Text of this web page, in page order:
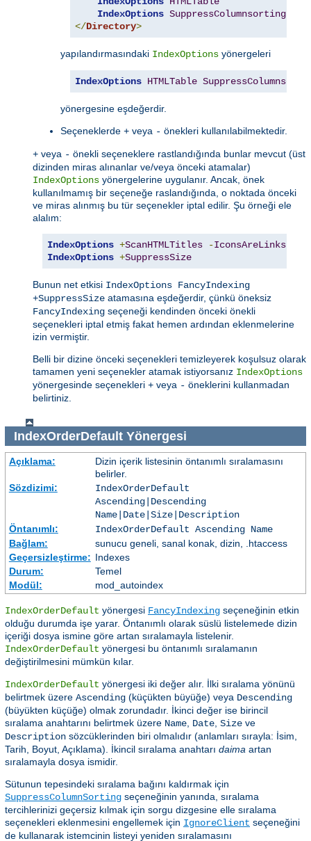
IndexOptions SuppressColumnsorting
</Directory>
yapılandırmasındaki IndexOptions yönergeleri
IndexOptions HTMLTable
yönergesine eşdeğerdir.
Seçeneklerde + veya - önekleri kullanılabilmektedir.
+ veya - önekli seçeneklere rastlandığında bunlar mevcut (üst
dizinden miras alınanlar ve/veya önceki atamalar)
IndexOptions yönergelerine uygulanır. Ancak, önek
kullanılmamış bir seçeneğe raslandığında, o noktada önceki
ve miras alınmış bu tür seçenekler iptal edilir. Şu örneği ele
alalım:
IndexOptions +ScanHTMLTitles -IconsAreLinks
IndexOptions +SuppressSize
Bunun net etkisi IndexOptions FancyIndexing
+SuppressSize atamasına eşdeğerdir, çünkü öneksiz
FancyIndexing seçeneği kendinden önceki önekli
seçenekleri iptal etmiş fakat hemen ardından eklenmelerine
izin vermiştir.
Belli bir dizine önceki seçenekleri temizleyerek koşulsuz olarak
tamamen yeni seçenekler atamak istiyorsanız IndexOptions
yönergesinde seçenekleri + veya - öneklerini kullanmadan
belirtiniz.
IndexOrderDefaultYönergesi
Açıklama:
Dizin içerik listesinin öntanımlı sıralamasını
belirler.
Sözdizimi:
IndexOrderDefault
Ascending|Descending
Name|Date|Size|Description
Öntanımlı:
IndexOrderDefault Ascending Name
Bağlam:
sunucu geneli, sanal konak, dizin, .htaccess
Geçersizleştirme: Indexes
Durum:
Temel
Modül:
mod_autoindex
IndexOrderDefault yönergesi FancyIndexing seçeneğinin etkin
olduğu durumda işe yarar. Öntanımlı olarak süslü listelemede dizin
içeriği dosya ismine göre artan sıralamayla listelenir.
IndexOrderDefault yönergesi bu öntanımlı sıralamanın
değiştirilmesini mümkün kılar.
IndexOrderDefault yönergesi iki değer alır. İlki sıralama yönünü
belirtmek üzere Ascending (küçükten büyüğe) veya Descending
(büyükten küçüğe) olmak zorundadır. İkinci değer ise birincil
sıralama anahtarını belirtmek üzere Name Date Size ve
Description sözcüklerinden biri olmalıdır (anlamları sırayla: İsim,
Tarih, Boyut, Açıklama). İkincil sıralama anahtarı daima artan
sıralamayla dosya ismidir.
Sütunun tepesindeki sıralama bağını kaldırmak için
SuppressColumnSorting seçeneğinin yanında, sıralama
tercihlerinizi geçersiz kılmak için sorgu dizgesine elle sıralama
seçenekleri eklenmesini engellemek için IgnoreClient seçeneğini
de kullanarak istemcinin listeyi yeniden sıralamasını